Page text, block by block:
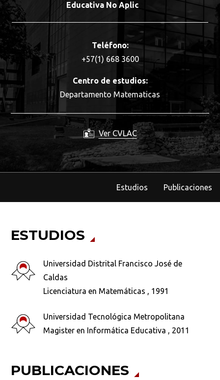
Educativa No Aplic
Teléfono:
+57(1) 668 3600
Centro de estudios:
Departamento Matematicas
Ver CVLAC
Estudios Publicaciones
ESTUDIOS
Universidad Distrital Francisco José de
Caldas
Licenciatura en Matemáticas , 1991
Universidad Tecnológica Metropolitana
Magister en Informática Educativa , 2011
PUBLICACIONES